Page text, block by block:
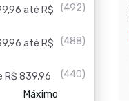
até R$
(492)
até R$
(488)
R$ 839,96 (440)
Máximo